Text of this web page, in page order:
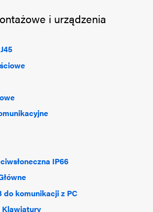
i urządzenia
IP66
do komunikacji z PC